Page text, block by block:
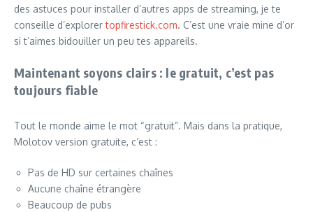
des astuces pour installer d’autres apps de streaming, je te
conseille d’explorertopfirestick.com. C’est une vraie mine d’or
si t’aimes bidouiller un peu tes appareils.
Maintenant soyons clairs : le gratuit, c’est pas
toujours fiable
Tout le monde aime le mot “gratuit”. Mais dans la pratique,
Molotov version gratuite, c’est :
Pas de HD sur certaines chaînes
Aucune chaîne étrangère
Beaucoup de pubs